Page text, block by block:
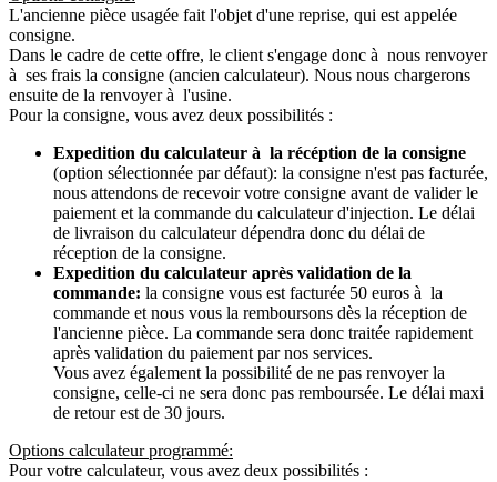
L'ancienne pièce usagée fait l'objet d'une reprise, qui est appelée
consigne.
Dans le cadre de cette offre, le client s'engage donc à nous renvoyer
à ses frais la consigne (ancien calculateur). Nous nous chargerons
ensuite de la renvoyer à l'usine.
Pour la consigne, vous avez deux possibilités :
Expedition du calculateur à la récéption de la consigne
(option sélectionnée par défaut): la consigne n'est pas facturée,
nous attendons de recevoir votre consigne avant de valider le
paiement et la commande du calculateur d'injection. Le délai
de livraison du calculateur dépendra donc du délai de
réception de la consigne.
Expedition du calculateur après validation de la
commande: la consigne vous est facturée 50 euros à la
commande et nous vous la remboursons dès la réception de
l'ancienne pièce. La commande sera donc traitée rapidement
après validation du paiement par nos services.
Vous avez également la possibilité de ne pas renvoyer la
consigne, celle-ci ne sera donc pas remboursée. Le délai maxi
de retour est de 30 jours.
Options calculateur programmé:
Pour votre calculateur, vous avez deux possibilités :